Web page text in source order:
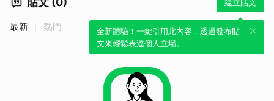
建立貼文
全新體驗！一鍵引用此內容，透過發布貼
文來輕鬆表達個人立場。
最新 熱門